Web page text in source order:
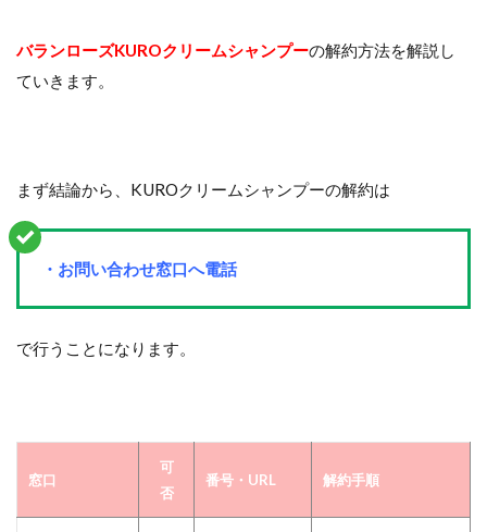
バランローズKUROクリームシャンプーの解約方法を解説し
ていきます。
まず結論から、KUROクリームシャンプーの解約は
・お問い合わせ窓口へ電話
で行うことになります。
窓口
可
否
番号・URL 解約手順